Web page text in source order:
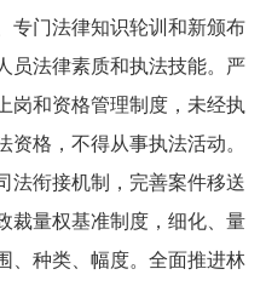
专门法律知识轮训和新颁布
员法律素质和执法技能。严
岗和资格管理制度，未经执
格，不得从事执法活动。
法衔接机制，完善案件移送
裁量权基准制度，细化、量
、种类、幅度。全面推进林